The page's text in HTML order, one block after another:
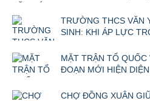
TRƯỜNG THCS VĂN
SINH: KHI ÁP LỰC
MẶT TRẬN TỔ
ĐOẠN MỚI HIỆN DIỆN
CHỢ ĐỒNG XUÂN